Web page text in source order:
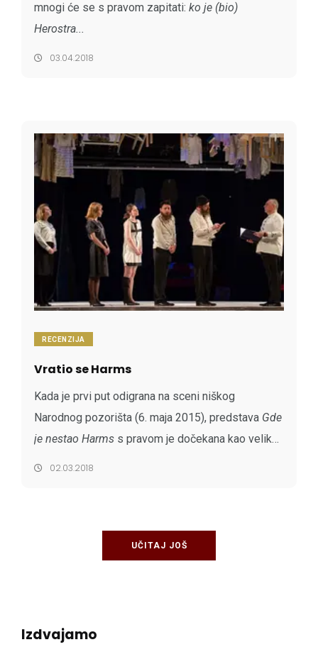
mnogi će se s pravom zapitati: ko je (bio)
Herostra...
03.04.2018
RECENZIJA
Vratio se Harms
Kada je prvi put odigrana na sceni niškog
Narodnog pozorišta (6. maja 2015), predstava Gde
je nestao Harms s pravom je dočekana kao veliko
02.03.2018
UČITAJ JOŠ
Izdvajamo